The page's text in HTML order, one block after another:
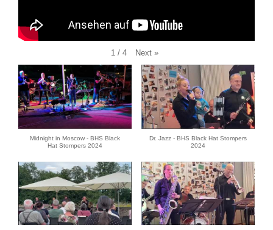
1 / 4 Next »
Midnight in Moscow - BHS Black
Hat Stompers 2024
Dr. Jazz - BHS Black Hat Stompers
2024